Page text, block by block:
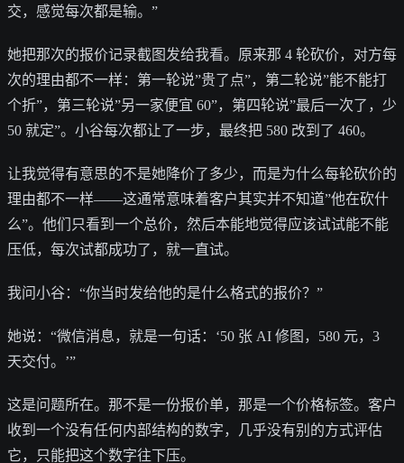
交，感觉每次都是输。”
她把那次的报价记录截图发给我看。原来那 4 轮砍价，对方每
次的理由都不一样：第一轮说”贵了点”，第二轮说”能不能打
个折”，第三轮说”另一家便宜 60”，第四轮说”最后一次了，少
50 就定”。小谷每次都让了一步，最终把 580 改到了 460。
让我觉得有意思的不是她降价了多少，而是为什么每轮砍价的
理由都不一样——这通常意味着客户其实并不知道”他在砍什
么”。他们只看到一个总价，然后本能地觉得应该试试能不能
压低，每次试都成功了，就一直试。
我问小谷：“你当时发给他的是什么格式的报价？”
她说：“微信消息，就是一句话：‘50 张 AI 修图，580 元，3
天交付。’”
这是问题所在。那不是一份报价单，那是一个价格标签。客户
收到一个没有任何内部结构的数字，几乎没有别的方式评估
它，只能把这个数字往下压。